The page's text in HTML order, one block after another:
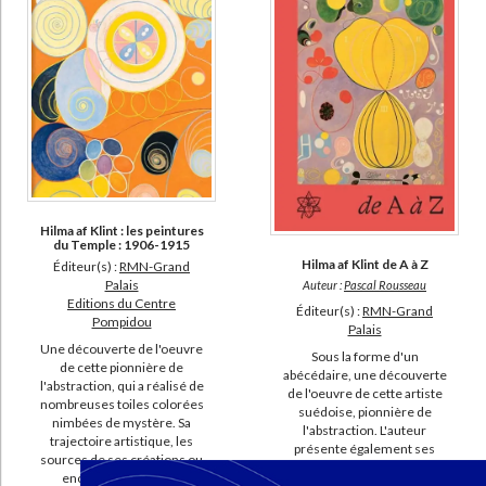
Mangelinckx, Jonathan (6)
Martin, Stéphane (6)
Association pour la diffusion internationale de l'art français (5)
Falgayrettes-Leveau, Christiane (5)
Gutierrez, Manuel (5)
SUPPORT
livre (1001)
revue (153)
poche (24)
coffret (14)
document-audio (1)
SÉRIE
Hilma af Klint : les peintures
du Temple : 1906-1915
Éditeur(s) :RMN-Grand
Palais
Editions du Centre
Pompidou
Une découverte de l'oeuvre
de cette pionnière de
l'abstraction, qui a réalisé de
nombreuses toiles colorées
nimbées de mystère. Sa
trajectoire artistique, les
sources de ses créations ou
encore la dimension
Hilma af Klint de A à Z
Auteur :Pascal Rousseau
Éditeur(s) :RMN-Grand
Palais
Sous la forme d'un
abécédaire, une découverte
de l'oeuvre de cette artiste
suédoise, pionnière de
l'abstraction. L'auteur
présente également ses